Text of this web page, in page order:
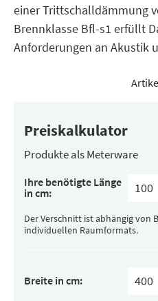
einer Trittschalldämmung
Brennklasse Bfl-s1 erfüllt
Anforderungen an Akustik
Preiskalkulator
Produkte als Meterware
Ihre benötigte Länge
in cm:
Der Verschnitt ist abhängig von
individuellen Raumformats.
Breite in cm: